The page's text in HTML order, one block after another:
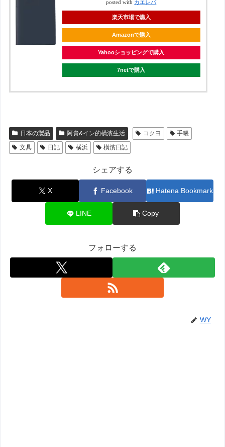
posted with カエレバ
楽天市場で購入
Amazonで購入
Yahooショッピングで購入
7netで購入
日本の製品 阿貴&イン的橫濱生活 コクヨ
手帳
文具
日記 横浜 橫濱日記
シェアする
X Facebook Hatena Bookmark
LINE Copy
フォローする
WY